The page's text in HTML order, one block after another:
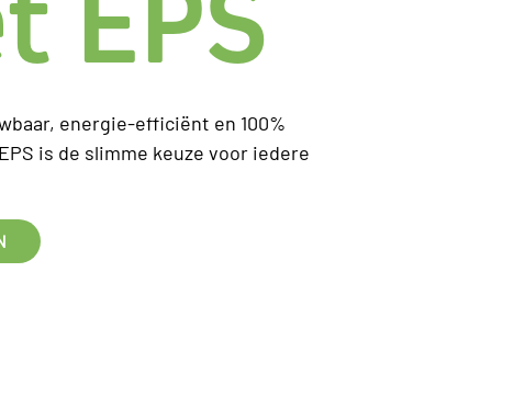
energie-efficiënt en 100%
is de slimme keuze voor iedere